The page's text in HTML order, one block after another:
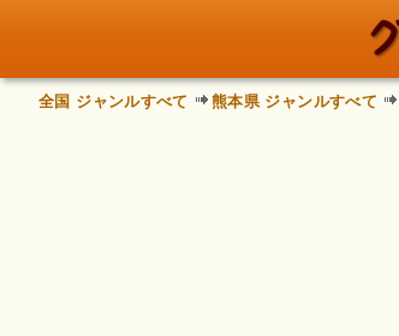
全国 ジャンルすべて 熊本県 ジャンルすべて